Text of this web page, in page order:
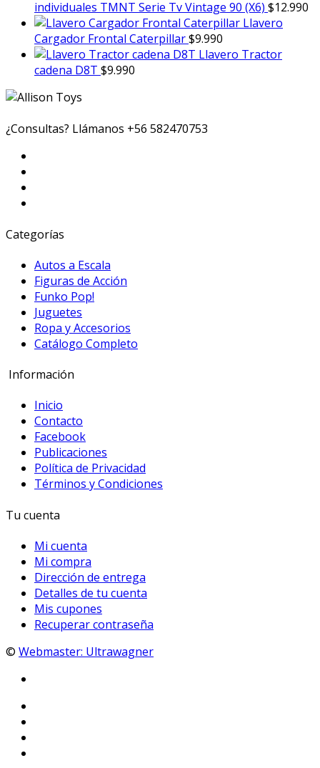
individuales TMNT Serie Tv Vintage 90 (X6) $12.990
Llavero
Cargador Frontal Caterpillar$9.990
Llavero Tractor
cadena D8T $9.990
¿Consultas? Llámanos +56 582470753
Categorías
Autos a Escala
Figuras de Acción
Funko Pop!
Juguetes
Ropa y Accesorios
Catálogo Completo
Información
Inicio
Contacto
Facebook
Publicaciones
Política de Privacidad
Términos y Condiciones
Tu cuenta
Mi cuenta
Mi compra
Dirección de entrega
Detalles de tu cuenta
Mis cupones
Recuperar contraseña
© Webmaster: Ultrawagner